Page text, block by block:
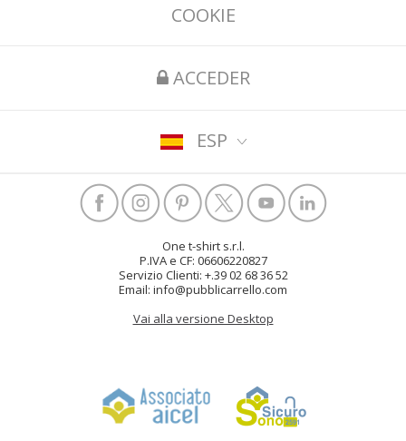
COOKIE
ACCEDER
ESP
One t-shirt s.r.l.
P.IVA e CF: 06606220827
Servizio Clienti: +.39 02 68 36 52
Email: info@pubblicarrello.com
Vai alla versione Desktop